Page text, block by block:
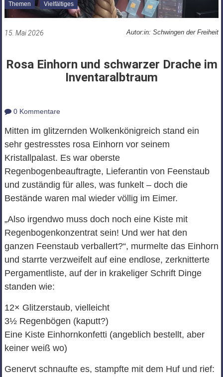
Themen Vielfältiges
15. Mai 2026 Autor:in: Schwingen der Freiheit
Rosa Einhorn und schwarzer Drache im
Inventaralbtraum
0 Kommentare
Mitten im glitzernden Wolkenkönigreich stand ein
sehr gestresstes rosa Einhorn vor seinem
Kristallpalast. Es war oberste
Regenbogenbeauftragte, Lieferantin von Feenstaub
und zuständig für alles, was funkelt – doch die
Bestände waren mal wieder völlig im Eimer.
„Also irgendwo muss doch noch eine Kiste mit
Regenbogenkonzentrat sein! Und wer hat den
ganzen Feenstaub verballert?“, murmelte das Einhorn
und starrte verzweifelt auf eine endlose, zerknitterte
Pergamentliste, auf der in krakeliger Schrift Dinge
standen wie:
12× Glitzerstaub, vielleicht
3½ Regenbögen (kaputt?)
Eine Kiste Einhornkonfetti (angeblich bestellt, aber
keiner weiß wo)
Genervt schnaufte es, stampfte mit dem Huf und rief: